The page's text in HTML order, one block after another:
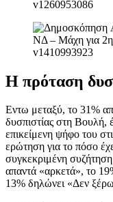
Η πρόταση
Εντω μεταξύ, το 31%
δυσπιστίας στη Βουλή,
επικείμενη ψήφο του
ερώτηση για το πόσο
συγκεκριμένη
απαντά «αρκετά», το
13% δηλώνει «Δεν